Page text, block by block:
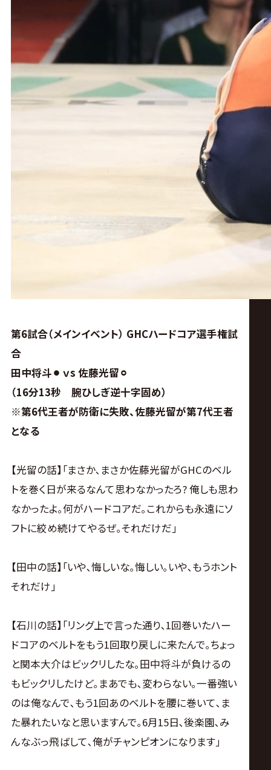
第6試合（メインイベント） GHCハードコア選手権試
合
田中将斗⚫︎ ｖs 佐藤光留⚪︎
（16分13秒 腕ひしぎ逆十字固め）
※第6代王者が防衛に失敗、佐藤光留が第7代王者
となる
【光留の話】｢まさか､まさか佐藤光留がGHCのベル
トを巻く日が来るなんて思わなかったろ? 俺しも思わ
なかったよ｡何がハードコアだ｡これからも永遠にソ
フトに絞め続けてやるぜ｡それだけだ｣
【田中の話】｢いや､悔しいな｡悔しい｡いや､もうホント
それだけ｣
【石川の話】｢リング上で言った通り､1回巻いたハー
ドコアのベルトをもう1回取り戻しに来たんで｡ちょっ
と関本大介はビックリしたな｡田中将斗が負けるの
もビックリしたけど｡まあでも､変わらない｡一番強い
のは俺なんで､もう1回あのベルトを腰に巻いて､ま
た暴れたいなと思いますんで｡6月15日､後楽園､み
んなぶっ飛ばして､俺がチャンピオンになります｣